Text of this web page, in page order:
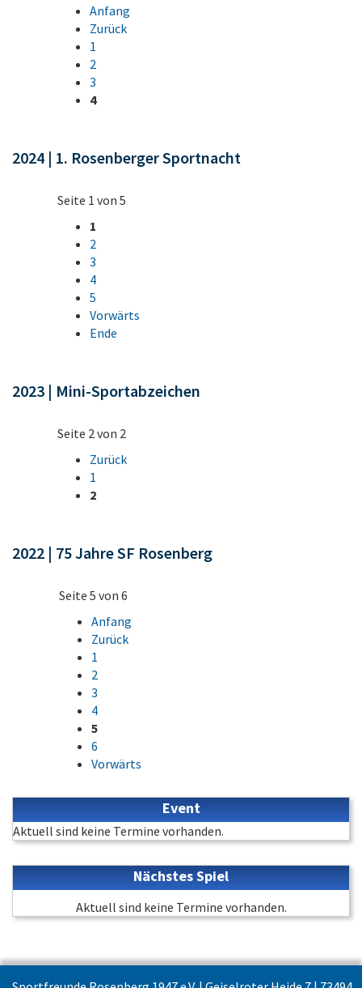
Anfang
Zurück
1
2
3
4
2024 | 1. Rosenberger Sportnacht
Seite 1 von 5
1
2
3
4
5
Vorwärts
Ende
2023 | Mini-Sportabzeichen
Seite 2 von 2
Zurück
1
2
2022 | 75 Jahre SF Rosenberg
Seite 5 von 6
Anfang
Zurück
1
2
3
4
5
6
Vorwärts
Event
Aktuell sind keine Termine vorhanden.
Nächstes Spiel
Aktuell sind keine Termine vorhanden.